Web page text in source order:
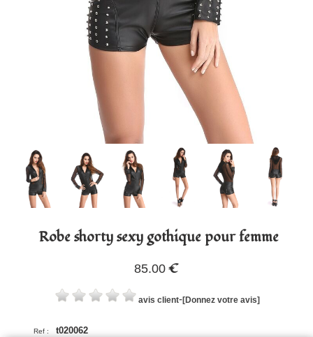
Robe shorty sexy gothique pour femme
85.00 €
avis client-[Donnez votre avis]
Ref : t020062